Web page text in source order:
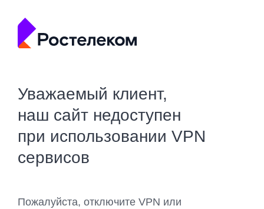
Уважаемый клиент,
наш сайт недоступен
при использовании VPN
сервисов
Пожалуйста, отключите VPN или